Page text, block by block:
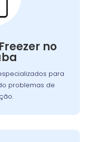
no
para
problemas de
Freezer:
prontos para
garantindo o
dos alimentos.